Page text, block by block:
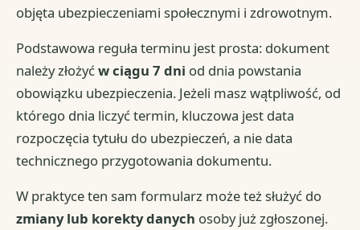
objęta ubezpieczeniami społecznymi i zdrowotnym.
Podstawowa reguła terminu jest prosta: dokument
należy złożyćw ciągu 7 dni od dnia powstania
obowiązku ubezpieczenia. Jeżeli masz wątpliwość, od
którego dnia liczyć termin, kluczowa jest data
rozpoczęcia tytułu do ubezpieczeń, a nie data
technicznego przygotowania dokumentu.
W praktyce ten sam formularz może też służyć do
zmiany lub korekty danych osoby już zgłoszonej.